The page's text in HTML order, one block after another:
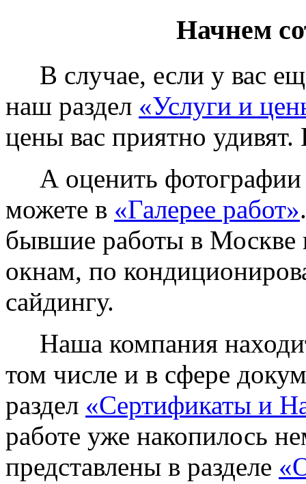
Начнем
В случае, если у вас
наш раздел «Услуги и
цены вас приятно
А оценить фотографии
можете в «Галерее работ»
бывшие работы в Москве
окнам, по
сайдингу.
Наша компания
том числе и в сфере
раздел «Сертификаты и
работе уже накопилось
представлены в разделе